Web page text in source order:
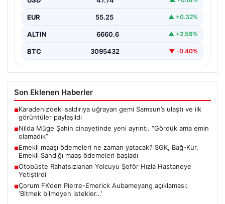
EUR 55.25 ▲ +0.32%
ALTIN 6660.6 ▲ +2.59%
BTC 3095432 ▼ -0.40%
Son Eklenen Haberler
■Karadeniz’deki saldırıya uğrayan gemi Samsun’a ulaştı ve ilk
görüntüler paylaşıldı
■Nilda Müge Şahin cinayetinde yeni ayrıntı. “Gördük ama emin
olamadık”
■Emekli maaşı ödemeleri ne zaman yatacak? SGK, Bağ-Kur,
Emekli Sandığı maaş ödemeleri başladı
■Otobüste Rahatsızlanan Yolcuyu Şoför Hızla Hastaneye
Yetiştirdi
■Çorum FK’den Pierre-Emerick Aubameyang açıklaması:
‘Bitmek bilmeyen istekler…’